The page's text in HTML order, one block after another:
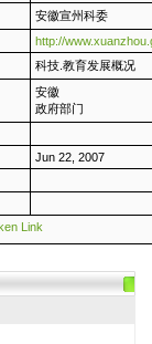
安徽宣州科委
http://
科技.教育发展概况
安徽
政府部门
Jun 22, 2007
Link